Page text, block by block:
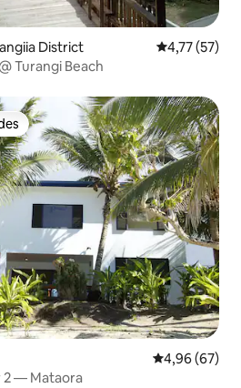
District 4,77 de uma
4,77 (57)
Turangi Beach
dos hóspedes
4,96 de uma
4,96 (67)
2 — Mataora